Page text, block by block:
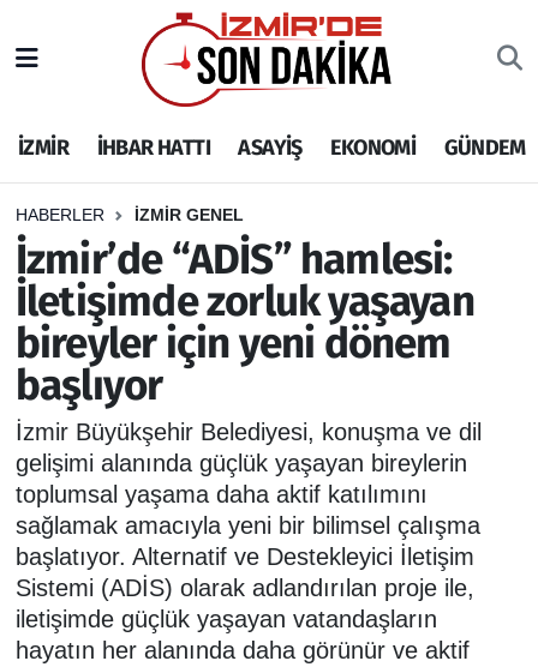
İZMİR İHBAR HATTI ASAYİŞ EKONOMİ GÜNDEM
HABERLER İZMİR GENEL
İzmir’de “ADİS” hamlesi:
İletişimde zorluk yaşayan
bireyler için yeni dönem
başlıyor
İzmir Büyükşehir Belediyesi, konuşma ve dil
gelişimi alanında güçlük yaşayan bireylerin
toplumsal yaşama daha aktif katılımını
sağlamak amacıyla yeni bir bilimsel çalışma
başlatıyor. Alternatif ve Destekleyici İletişim
Sistemi (ADİS) olarak adlandırılan proje ile,
iletişimde güçlük yaşayan vatandaşların
hayatın her alanında daha görünür ve aktif
İHBAR HATTI
DEPREM
GENEL
EKONOMİ
SİYASET
SPOR
ASAYİŞ
RESMİ REKLAM
İzmir Nöbetçi Eczaneler
İzmir Hava Durumu
İzmir Namaz Vakitleri
İzmir Trafik Yoğunluk Haritası
Puan Durumu ve Fikstür
Tüm Manşetler
Son Dakika Haberleri
Haber Arşivi